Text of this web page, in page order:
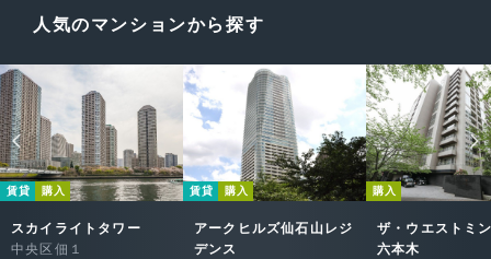
人気のマンションから探す
賃貸 購入
スカイライトタワー
中央区佃１
賃貸 購入
アークヒルズ仙石山レジ
デンス
購入
ザ・ウエストミ
六本木